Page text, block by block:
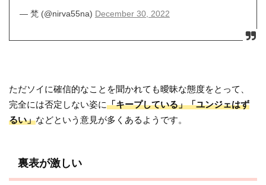
— 梵 (@nirva55na) December 30, 2022
ただソイに確信的なことを聞かれても曖昧な態度をとって、
完全には否定しない姿に「キープしている」「ユンジェはず
るい」などという意見が多くあるようです。
裏表が激しい